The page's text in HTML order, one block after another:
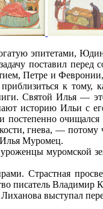
эпитетами,
поставил
Петре и
к
Святой Илья —
историю Ильи с
гнева, —
Илья Муромец.
муромской
Страстная
писатель Владимир
выступал